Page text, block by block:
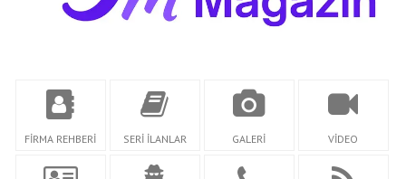
FİRMA REHBERİ SERİ İLANLAR GALERİ VİDEO